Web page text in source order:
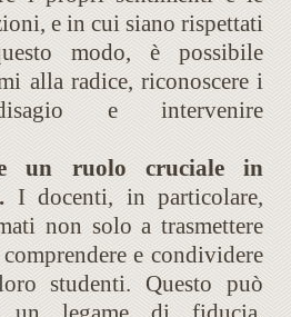
e in cui siano rispettati
modo, è possibile
alla radice, riconoscere i
e intervenire
un ruolo cruciale in
I docenti, in particolare,
non solo a trasmettere
e condividere
studenti. Questo può